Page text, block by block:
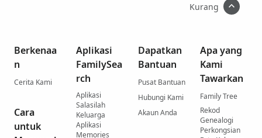
Kurang
Berkenaa
n
Cerita Kami
Cara
untuk
Aplikasi
FamilySea
rch
Aplikasi
Salasilah
Keluarga
Aplikasi
Memories
Dapatkan
Bantuan
Pusat Bantuan
Hubungi Kami
Akaun Anda
Apa yang
Kami
Tawarkan
Family Tree
Rekod
Genealogi
Perkongsian